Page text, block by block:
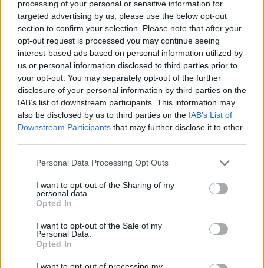
processing of your personal or sensitive information for
targeted advertising by us, please use the below opt-out
section to confirm your selection. Please note that after your
opt-out request is processed you may continue seeing
interest-based ads based on personal information utilized by
us or personal information disclosed to third parties prior to
your opt-out. You may separately opt-out of the further
disclosure of your personal information by third parties on the
IAB’s list of downstream participants. This information may
also be disclosed by us to third parties on the IAB’s List of
Downstream Participants that may further disclose it to other
Please note that this website/app uses one or more Google
not limited to your visit or usage behaviour. You may click to
grant or deny consent to Google and its third-party tags to
use your data for below specified purposes in below Google
consent section.
Personal Data Processing Opt Outs
I want to opt-out of the Sharing of my
personal data.
Opted In
I want to opt-out of the Sale of my
Personal Data.
Opted In
I want to opt-out of processing my
modal
window.
Lando Norris és Piastri jelenleg a mezőny
legerősebb párosát alkotja, amellyel szinte
lehetetlen felvenni a versenyt. Az ausztrál pilóta a
előtt áll, így a pályafutása legjobb évei még
holland érkezéséért, azzal hosszú távon komoly
EZEKET IS AJÁNLJUK